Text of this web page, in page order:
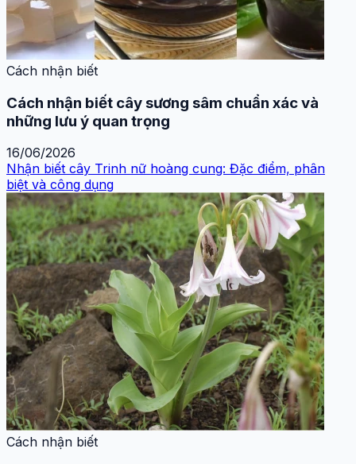
Cách nhận biết
Cách nhận biết cây sương sâm chuẩn xác và
những lưu ý quan trọng
16/06/2026
Nhận biết cây Trinh nữ hoàng cung: Đặc điểm, phân
biệt và công dụng
Cách nhận biết